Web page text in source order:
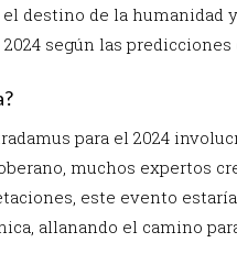
destino de la humanidad
según las predicciones
para el 2024
muchos expertos
este evento
allanando el camino